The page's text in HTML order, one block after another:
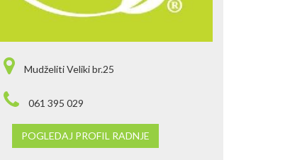
Mudželiti Veliki br.25
061 395 029
POGLEDAJ PROFIL RADNJE